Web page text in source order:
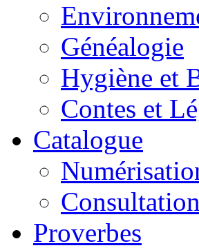
Généalogie
Hygiène et
Contes et
Catalogue
Consultation
Proverbes